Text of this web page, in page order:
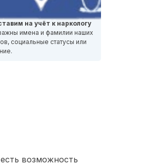
на учёт к наркологу
имена и фамилии наших
социальные статусы или
возможность